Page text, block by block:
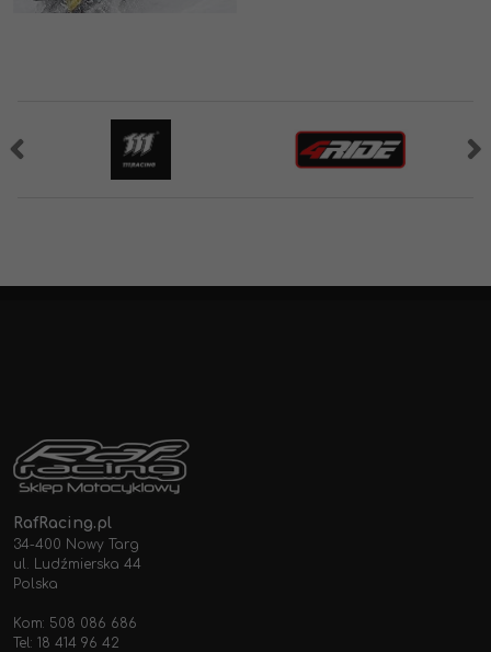
RafRacing.pl
34-400 Nowy Targ
ul. Ludźmierska 44
Polska
Kom: 508 086 686
Tel: 18 414 96 42